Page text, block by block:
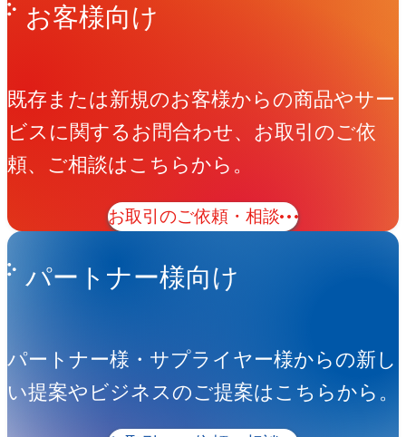
お客様向け
既存または新規のお客様からの商品やサー
ビスに関するお問合わせ、お取引のご依
頼、ご相談はこちらから。
お取引のご依頼・相談
パートナー様向け
パートナー様・サプライヤー様からの新し
い提案やビジネスのご提案はこちらから。